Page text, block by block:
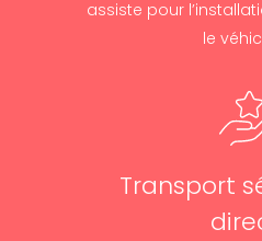
assiste pour
le
Transport